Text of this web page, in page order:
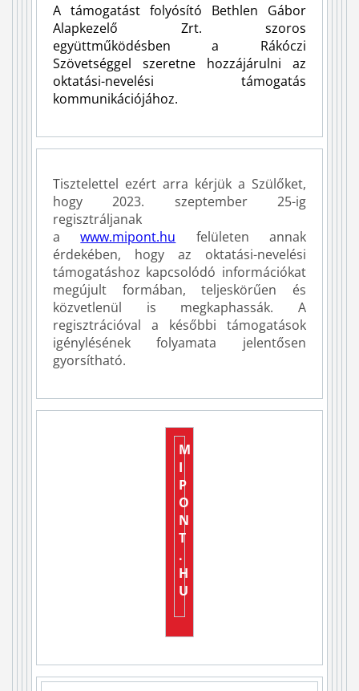
A támogatást folyósító Bethlen Gábor
Alapkezelő Zrt. szoros
együttműködésben a Rákóczi
Szövetséggel szeretne hozzájárulni az
oktatási-nevelési támogatás
kommunikációjához.
Tisztelettel ezért arra kérjük a Szülőket,
hogy 2023. szeptember 25-ig
regisztráljanak
awww.mipont.hu felületen annak
érdekében, hogy az oktatási-nevelési
támogatáshoz kapcsolódó információkat
megújult formában, teljeskörűen és
közvetlenül is megkaphassák. A
regisztrációval a későbbi támogatások
igénylésének folyamata jelentősen
gyorsítható.
M
I
P
O
N
T
.
H
U